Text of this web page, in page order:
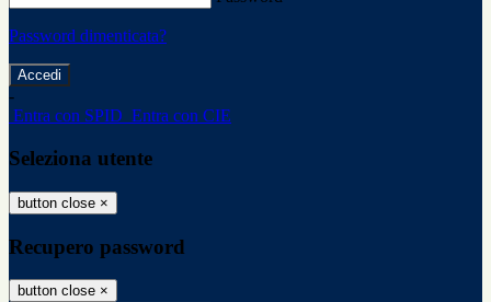
Password dimenticata?
-
Entra con SPID Entra con CIE
Seleziona utente
button close ×
Recupero password
button close ×